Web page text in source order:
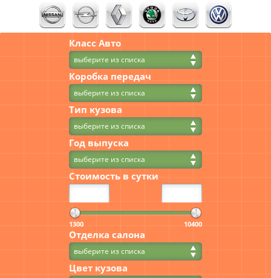
Класс Авто
выберите из списка
Коробка передач
выберите из списка
Тип кузова
выберите из списка
Год выпуска
выберите из списка
Стоимость в сутки
1300 10400
Отделка салона
выберите из списка
Цвет кузова